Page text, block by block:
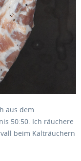
aus dem
50:50. Ich räuchere
beim Kalträuchern